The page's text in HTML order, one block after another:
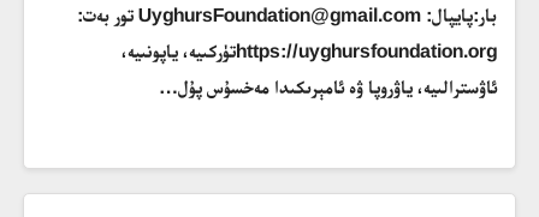
بار:پايپال: UyghursFoundation@gmail.com تور بەت:
https://uyghursfoundation.orgتۈركىيە، ياپونىيە،
ئاۋسترالىيە، ياۋروپا ۋە ئامېرىكىدا مەخسۇس پۇل…